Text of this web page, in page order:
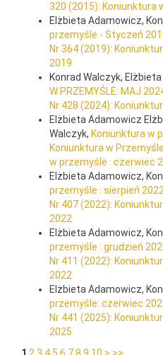
320 (2015): Koniunktura
Elżbieta Adamowicz,
przemyśle - Styczeń
Nr 364 (2019):
2019
Konrad Walczyk,
W PRZEMYŚLE: MAJ
Nr 428 (2024):
Elżbieta Adamowicz
Walczyk, Koniunktura w
Koniunktura w
w przemyśle : czerwiec
Elżbieta Adamowicz,
przemyśle : sierpień 2022
Nr 407 (2022):
2022
Elżbieta Adamowicz,
przemyśle : grudzień
Nr 411 (2022):
2022
Elżbieta Adamowicz,
przemyśle: czerwiec
Nr 441 (2025):
2025